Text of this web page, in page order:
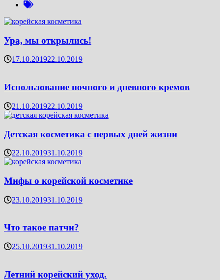
Ура, мы открылись!
17.10.201922.10.2019
Использование ночного и дневного кремов
21.10.201922.10.2019
Детская косметика с первых дней жизни
22.10.201931.10.2019
Мифы о корейской косметике
23.10.201931.10.2019
Что такое патчи?
25.10.201931.10.2019
Летний корейский уход.